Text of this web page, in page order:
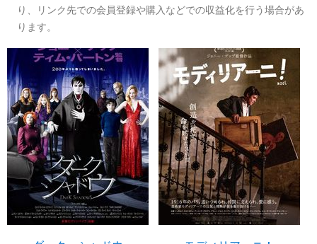
り、リンク先での会員登録や購入などでの収益化を行う場合があ
ります。